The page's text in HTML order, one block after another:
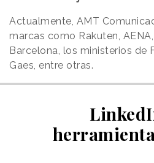
Actualmente, AMT
marcas como Rakuten,
Barcelona, los ministerios de
Gaes, entre otras.